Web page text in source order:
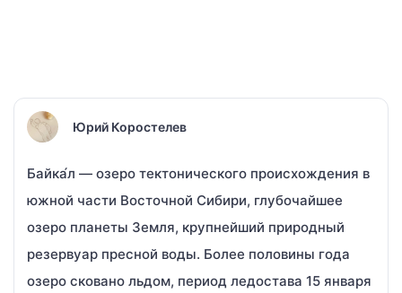
Юрий Коростелев
Байка́л — озеро тектонического происхождения в
южной части Восточной Сибири, глубочайшее
озеро планеты Земля, крупнейший природный
резервуар пресной воды. Более половины года
озеро сковано льдом, период ледостава 15 января